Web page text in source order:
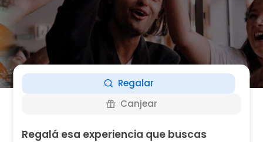
Regalar
Canjear
Regalá esa experiencia que buscas